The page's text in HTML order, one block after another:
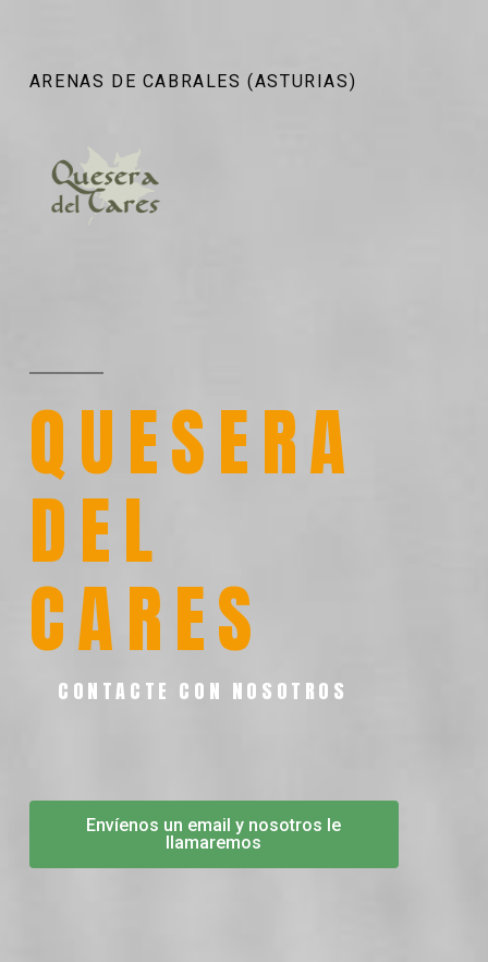
ARENAS DE CABRALES (ASTURIAS)
QUESERA
DEL
CARES
CONTACTE CON NOSOTROS
Envíenos un email y nosotros le
llamaremos